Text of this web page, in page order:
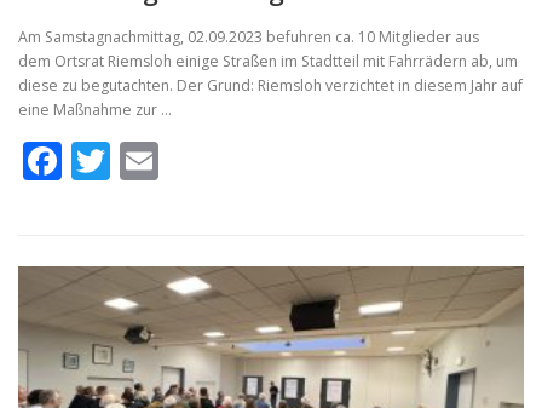
Am Samstagnachmittag, 02.09.2023 befuhren ca. 10 Mitglieder aus
dem Ortsrat Riemsloh einige Straßen im Stadtteil mit Fahrrädern ab, um
diese zu begutachten. Der Grund: Riemsloh verzichtet in diesem Jahr auf
eine Maßnahme zur …
Facebook
Twitter